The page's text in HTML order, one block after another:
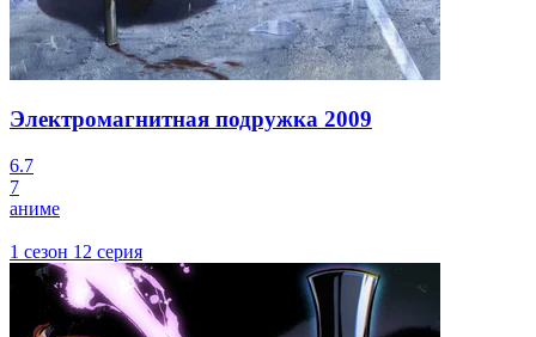
Электромагнитная подружка 2009
6.7
7
аниме
1 сезон 12 серия